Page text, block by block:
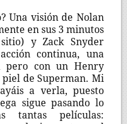
Una visión de Nolan
en sus 3 minutos
y Zack Snyder
continua, una
pero con un Henry
de Superman. Mi
a verla, puesto
sigue pasando lo
tantas películas: